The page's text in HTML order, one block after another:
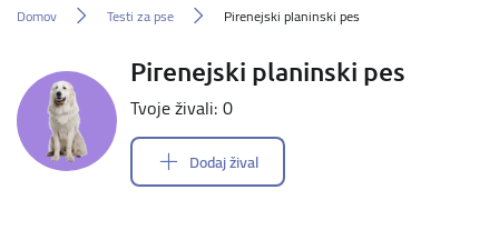
Domov Testi za pse Pirenejski planinski pes
Pirenejski planinski pes
Tvoje živali: 0
Dodaj žival